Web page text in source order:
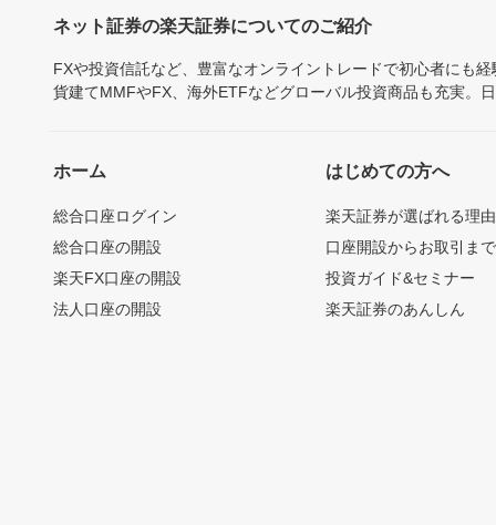
ネット証券の楽天証券についてのご紹介
FXや投資信託など、豊富なオンライントレードで初心者にも
貨建てMMFやFX、海外ETFなどグローバル投資商品も充実。
ホーム
総合口座ログイン
総合口座の開設
楽天FX口座の開設
法人口座の開設
はじめての方へ
楽天証券が選ばれる理由
口座開設からお取引ま
投資ガイド&セミナー
楽天証券のあんしん